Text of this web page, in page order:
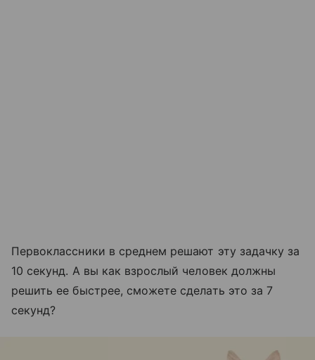
Первоклассники в среднем решают эту задачку за
10 секунд. А вы как взрослый человек должны
решить ее быстрее, сможете сделать это за 7
секунд?